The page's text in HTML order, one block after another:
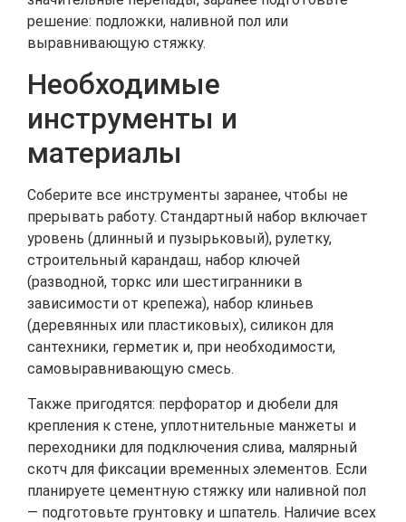
решение: подложки, наливной пол или
выравнивающую стяжку.
Необходимые
инструменты и
материалы
Соберите все инструменты заранее, чтобы не
прерывать работу. Стандартный набор включает
уровень (длинный и пузырьковый), рулетку,
строительный карандаш, набор ключей
(разводной, торкс или шестигранники в
зависимости от крепежа), набор клиньев
(деревянных или пластиковых), силикон для
сантехники, герметик и, при необходимости,
самовыравнивающую смесь.
Также пригодятся: перфоратор и дюбели для
крепления к стене, уплотнительные манжеты и
переходники для подключения слива, малярный
скотч для фиксации временных элементов. Если
планируете цементную стяжку или наливной пол
— подготовьте грунтовку и шпатель. Наличие всех